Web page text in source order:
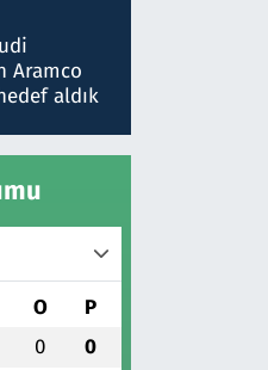
ben
Aramco
aldık
O P
0 0